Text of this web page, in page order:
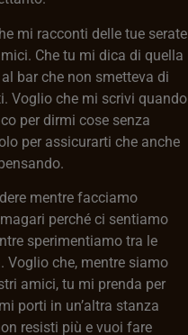
mi racconti delle tue serate
Che tu mi dica di quella
bar che non smetteva di
Voglio che mi scrivi quando
per dirmi cose senza
per assicurarti che anche
mentre facciamo
magari perché ci sentiamo
sperimentiamo tra le
Voglio che, mentre siamo
amici, tu mi prenda per
porti in un’altra stanza
resisti più e vuoi fare